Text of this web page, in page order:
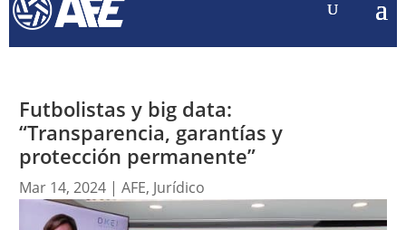
Futbolistas y big data:
“Transparencia, garantías y
protección permanente”
Mar 14, 2024| AFE, Jurídico